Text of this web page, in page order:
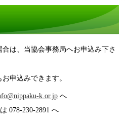
は、当協会事務局へお申込み下さ
申込みできます。
k.or.jp へ
078-230-2891 へ